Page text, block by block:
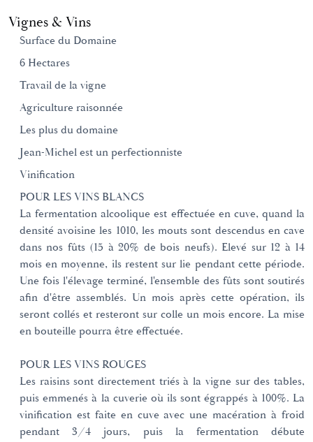
Vignes & Vins
Surface du Domaine
6 Hectares
Travail de la vigne
Agriculture raisonnée
Les plus du domaine
Jean-Michel est un perfectionniste
Vinification
POUR LES VINS BLANCS
La fermentation alcoolique est effectuée en cuve, quand la
densité avoisine les 1010, les mouts sont descendus en cave
dans nos fûts (15 à 20% de bois neufs). Elevé sur 12 à 14
mois en moyenne, ils restent sur lie pendant cette période.
Une fois l'élevage terminé, l'ensemble des fûts sont soutirés
afin d'être assemblés. Un mois après cette opération, ils
seront collés et resteront sur colle un mois encore. La mise
en bouteille pourra être effectuée.
POUR LES VINS ROUGES
Les raisins sont directement triés à la vigne sur des tables,
puis emmenés à la cuverie où ils sont égrappés à 100%. La
vinification est faite en cuve avec une macération à froid
pendant 3/4 jours, puis la fermentation débute